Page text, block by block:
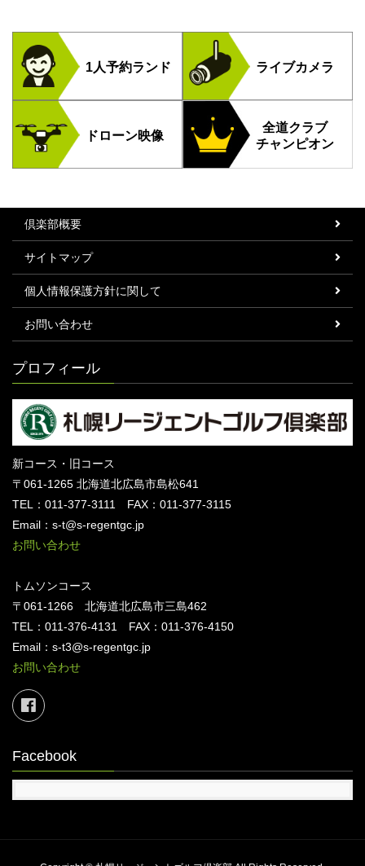
1人予約ランド ライブカメラ
ドローン映像
全道クラブ
チャンピオン
倶楽部概要
サイトマップ
個人情報保護方針に関して
お問い合わせ
プロフィール
新コース・旧コース
〒061-1265 北海道北広島市島松641
TEL：011-377-3111 FAX：011-377-3115
Email：s-t@s-regentgc.jp
お問い合わせ
トムソンコース
〒061-1266 北海道北広島市三島462
TEL：011-376-4131 FAX：011-376-4150
Email：s-t3@s-regentgc.jp
お問い合わせ
Facebook